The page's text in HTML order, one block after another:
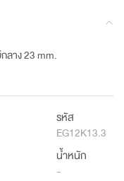
ลาง 23 mm.
รหัส
EG12K13.3
น้ำหนัก
-